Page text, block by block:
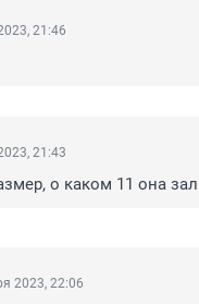
21:46
21:43
о каком 11 она
2023, 22:06